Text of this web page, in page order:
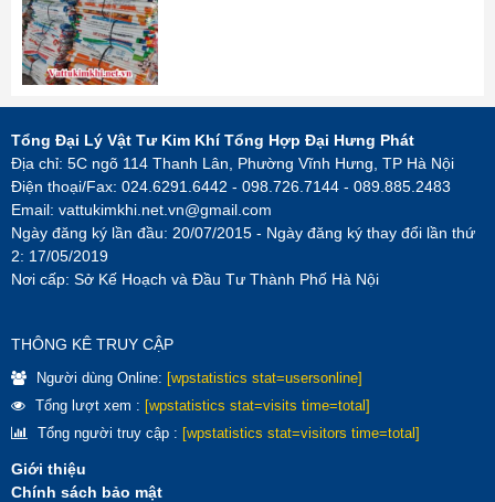
Tổng Đại Lý Vật Tư Kim Khí Tổng Hợp Đại Hưng Phát
Địa chỉ: 5C ngõ 114 Thanh Lân, Phường Vĩnh Hưng, TP Hà Nội
Điện thoại/Fax: 024.6291.6442 - 098.726.7144 - 089.885.2483
Email: vattukimkhi.net.vn@gmail.com
Ngày đăng ký lần đầu: 20/07/2015 - Ngày đăng ký thay đổi lần thứ
2: 17/05/2019
Nơi cấp: Sở Kế Hoạch và Đầu Tư Thành Phố Hà Nội
THÔNG KÊ TRUY CẬP
Người dùng Online: [wpstatistics stat=usersonline]
Tổng lượt xem : [wpstatistics stat=visits time=total]
Tổng người truy cập : [wpstatistics stat=visitors time=total]
Giới thiệu
Chính sách bảo mật